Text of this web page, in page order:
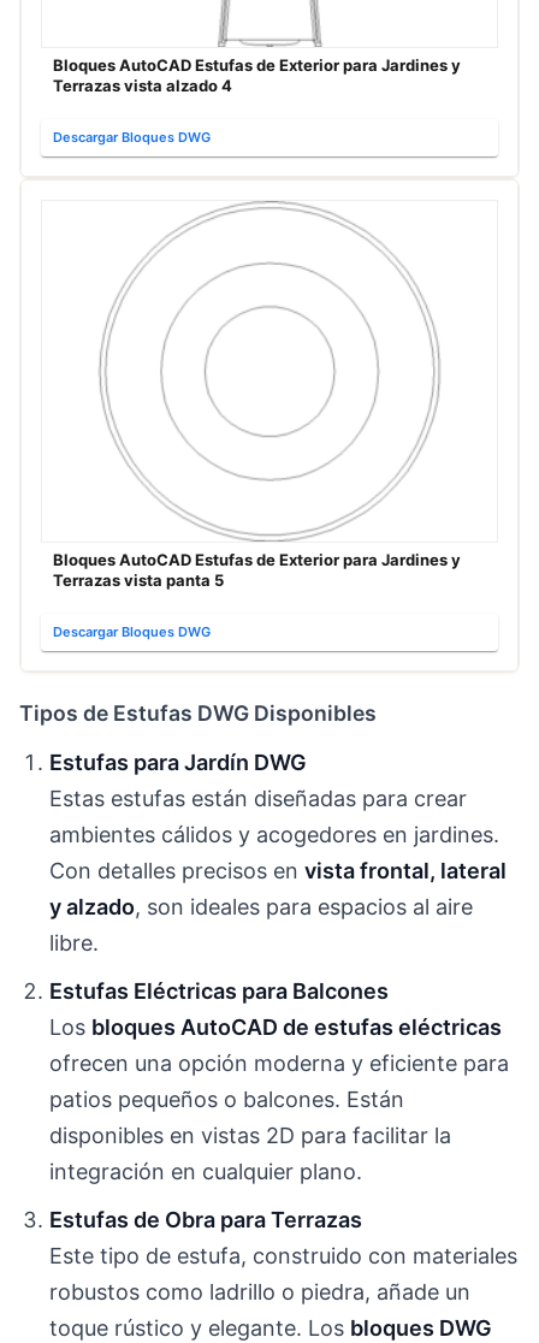
Bloques AutoCAD Estufas de Exterior para Jardines y
Terrazas vista alzado 4
Descargar Bloques DWG
Bloques AutoCAD Estufas de Exterior para Jardines y
Terrazas vista panta 5
Descargar Bloques DWG
Tipos de Estufas DWG Disponibles
Estufas para Jardín DWG
Estas estufas están diseñadas para crear
ambientes cálidos y acogedores en jardines.
Con detalles precisos envista frontal, lateral
y alzado, son ideales para espacios al aire
libre.
Estufas Eléctricas para Balcones
Los bloques AutoCAD de estufas eléctricas
ofrecen una opción moderna y eficiente para
patios pequeños o balcones. Están
disponibles en vistas 2D para facilitar la
integración en cualquier plano.
Estufas de Obra para Terrazas
Este tipo de estufa, construido con materiales
robustos como ladrillo o piedra, añade un
toque rústico y elegante. Los bloques DWG